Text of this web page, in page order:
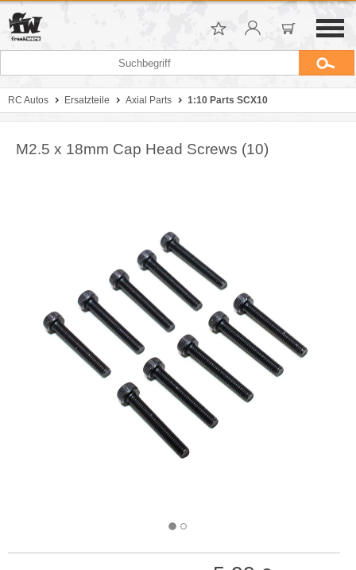
RC Autos Ersatzteile Axial Parts 1:10 Parts SCX10
M2.5 x 18mm Cap Head Screws (10)